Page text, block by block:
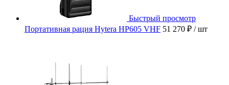
Быстрый просмотр
Портативная рация Hytera HP605 VHF 51 270 ₽ / шт